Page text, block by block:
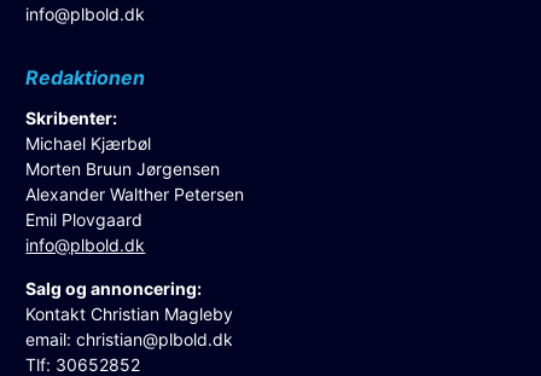
info@plbold.dk
Redaktionen
Skribenter:
Michael Kjærbøl
Morten Bruun Jørgensen
Alexander Walther Petersen
Emil Plovgaard
info@plbold.dk
Salg og annoncering:
Kontakt Christian Magleby
email:christian@plbold.dk
Tlf: 30652852